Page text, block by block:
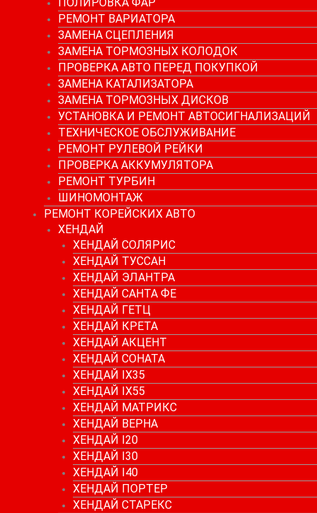
РЕМОНТ ВАРИАТОРА
ЗАМЕНА СЦЕПЛЕНИЯ
ЗАМЕНА ТОРМОЗНЫХ КОЛОДОК
ПРОВЕРКА АВТО ПЕРЕД ПОКУПКОЙ
ЗАМЕНА КАТАЛИЗАТОРА
ЗАМЕНА ТОРМОЗНЫХ ДИСКОВ
УСТАНОВКА И РЕМОНТ АВТОСИГНАЛИЗАЦИЙ
ТЕХНИЧЕСКОЕ ОБСЛУЖИВАНИЕ
РЕМОНТ РУЛЕВОЙ РЕЙКИ
ПРОВЕРКА АККУМУЛЯТОРА
РЕМОНТ ТУРБИН
ШИНОМОНТАЖ
РЕМОНТ КОРЕЙСКИХ АВТО
ХЕНДАЙ
ХЕНДАЙ СОЛЯРИС
ХЕНДАЙ ТУССАН
ХЕНДАЙ ЭЛАНТРА
ХЕНДАЙ САНТА ФЕ
ХЕНДАЙ ГЕТЦ
ХЕНДАЙ КРЕТА
ХЕНДАЙ АКЦЕНТ
ХЕНДАЙ СОНАТА
ХЕНДАЙ IX35
ХЕНДАЙ IX55
ХЕНДАЙ МАТРИКС
ХЕНДАЙ ВЕРНА
ХЕНДАЙ I20
ХЕНДАЙ I30
ХЕНДАЙ I40
ХЕНДАЙ ПОРТЕР
ХЕНДАЙ СТАРЕКС